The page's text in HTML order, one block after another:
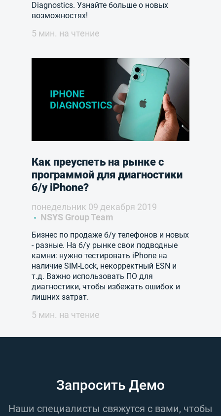
Diagnostics. Узнайте больше о новых
возможностях!
5 мин. на чтение
Как преуспеть на рынке с
программой для диагностики
б/у iPhone?
понедельник 09 декабря 2019
NSYS Group Team
Бизнес по продаже б/у телефонов и новых
- разные. На б/у рынке свои подводные
камни: нужно тестировать iPhone на
наличие SIM-Lock, некорректный ESN и
т.д. Важно использовать ПО для
диагностики, чтобы избежать ошибок и
лишних затрат.
5 мин. на чтение
Запросить Демо
Наши специалисты свяжутся с вами, чтобы